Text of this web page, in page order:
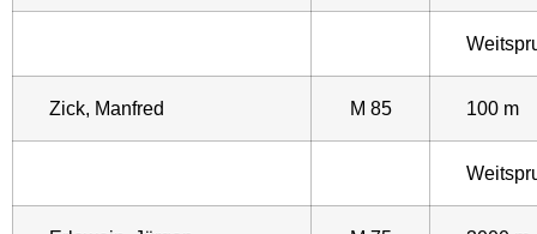
Zick, Manfred M 85 100 m